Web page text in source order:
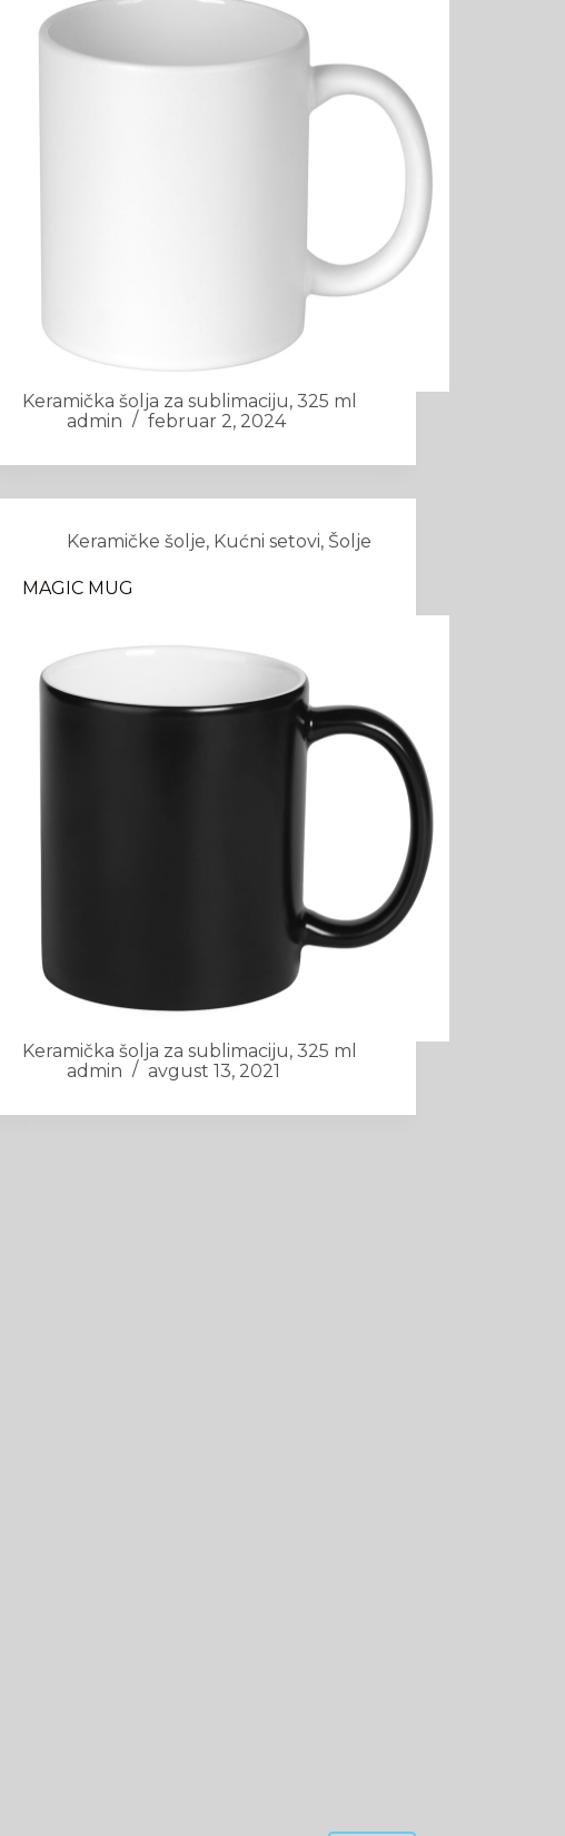
Keramička šolja za sublimaciju, 325 ml
admin
februar 2, 2024
Keramičke šolje, Kućni setovi, Šolje
MAGIC MUG
Keramička šolja za sublimaciju, 325 ml
admin
avgust 13, 2021